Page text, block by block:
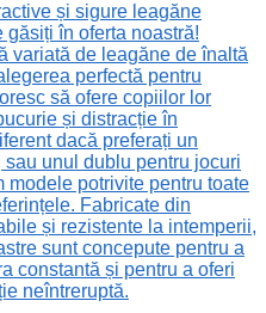
și sigure leagăne
găsiți în oferta noastră!
variată de leagăne de înaltă
perfectă pentru
să ofere copiilor lor
și distracție în
dacă preferați un
sau unul dublu pentru jocuri
modele potrivite pentru toate
Fabricate din
și rezistente la intemperii,
sunt concepute pentru a
constantă și pentru a oferi
neîntreruptă.